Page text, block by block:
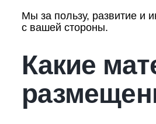
Мы за пользу, развитие и
с вашей стороны.
Какие